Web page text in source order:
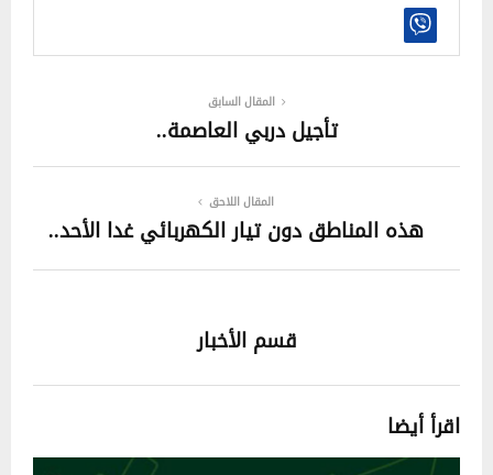
المقال السابق
تأجيل دربي العاصمة..
المقال اللاحق
هذه المناطق دون تيار الكهربائي غدا الأحد..
قسم الأخبار
اقرأ أيضا